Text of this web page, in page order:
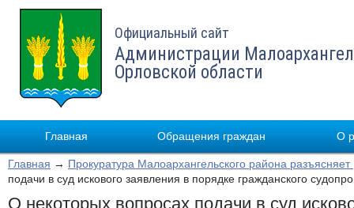
Официальный сайт
Администрации
Орловской области
Главная Обращения граждан О
Главная → Прокуратура Малоархангельского района разъясняет
подачи в суд искового заявления в порядке гражданского
О некоторых вопросах подачи в суд